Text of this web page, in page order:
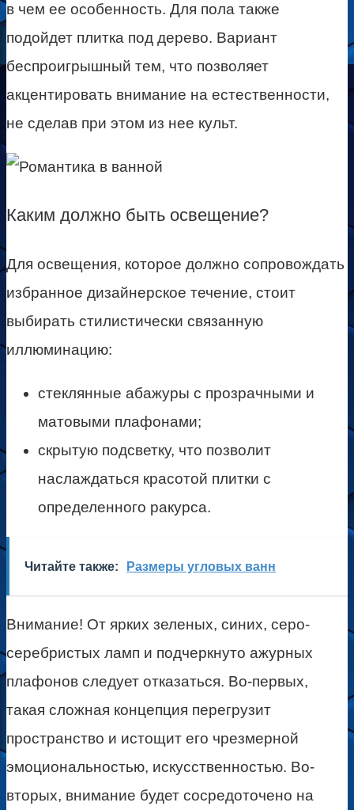
в чем ее особенность. Для пола также
подойдет плитка под дерево. Вариант
беспроигрышный тем, что позволяет
акцентировать внимание на естественности,
не сделав при этом из нее культ.
Каким должно быть освещение?
Для освещения, которое должно сопровождать
избранное дизайнерское течение, стоит
выбирать стилистически связанную
иллюминацию:
стеклянные абажуры с прозрачными и
матовыми плафонами;
скрытую подсветку, что позволит
наслаждаться красотой плитки с
определенного ракурса.
Читайте также: Размеры угловых ванн
Внимание! От ярких зеленых, синих, серо-
серебристых ламп и подчеркнуто ажурных
плафонов следует отказаться. Во-первых,
такая сложная концепция перегрузит
пространство и истощит его чрезмерной
эмоциональностью, искусственностью. Во-
вторых, внимание будет сосредоточено на